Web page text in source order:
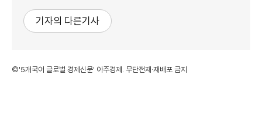
기자의 다른기사
©'5개국어 글로벌 경제신문' 아주경제. 무단전재·재배포 금지